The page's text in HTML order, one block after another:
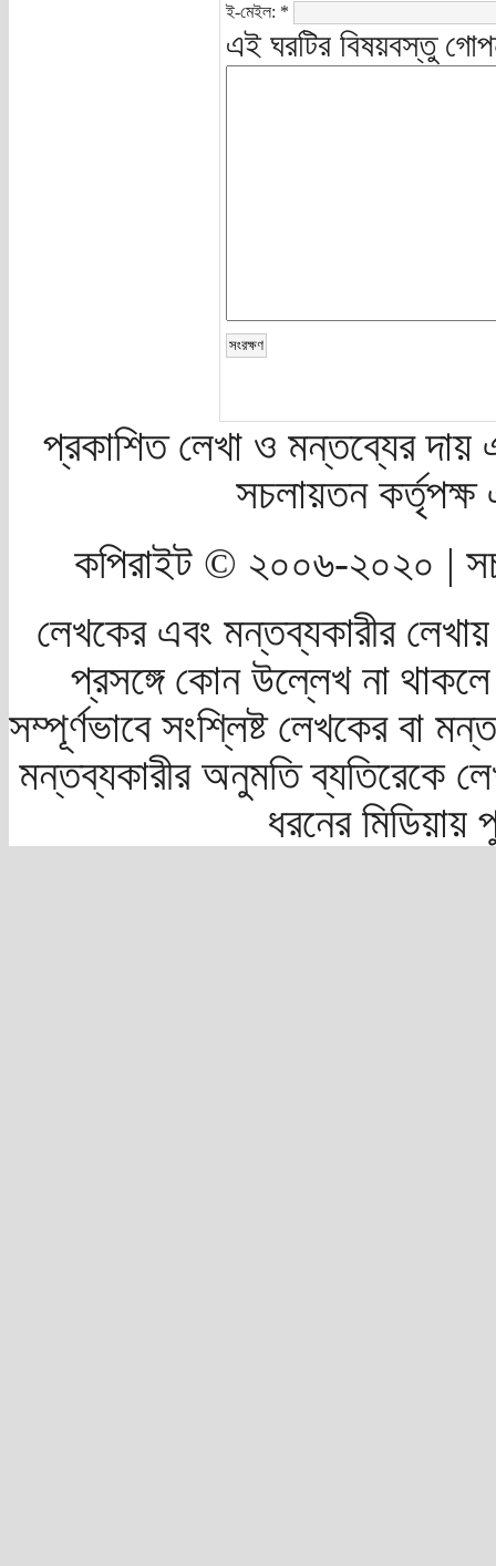
ই-মেইল: *
এই ঘরটির বিষয়বস্তু
প্রকাশিত লেখা ও মন্তব্যের দায়
সচলায়তন
কপিরাইট © ২০০৬-২০২০ |
লেখকের এবং মন্তব্যকারীর
প্রসঙ্গে কোন উল্লেখ না
সম্পূর্ণভাবে সংশ্লিষ্ট লেখকের বা
মন্তব্যকারীর অনুমতি ব্যতিরেকে
ধরনের মিডিয়ায়